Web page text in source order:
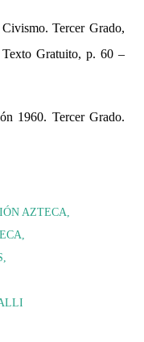
Tercer Grado,
Gratuito, p. 60 –
1960. Tercer Grado.
AZTECA